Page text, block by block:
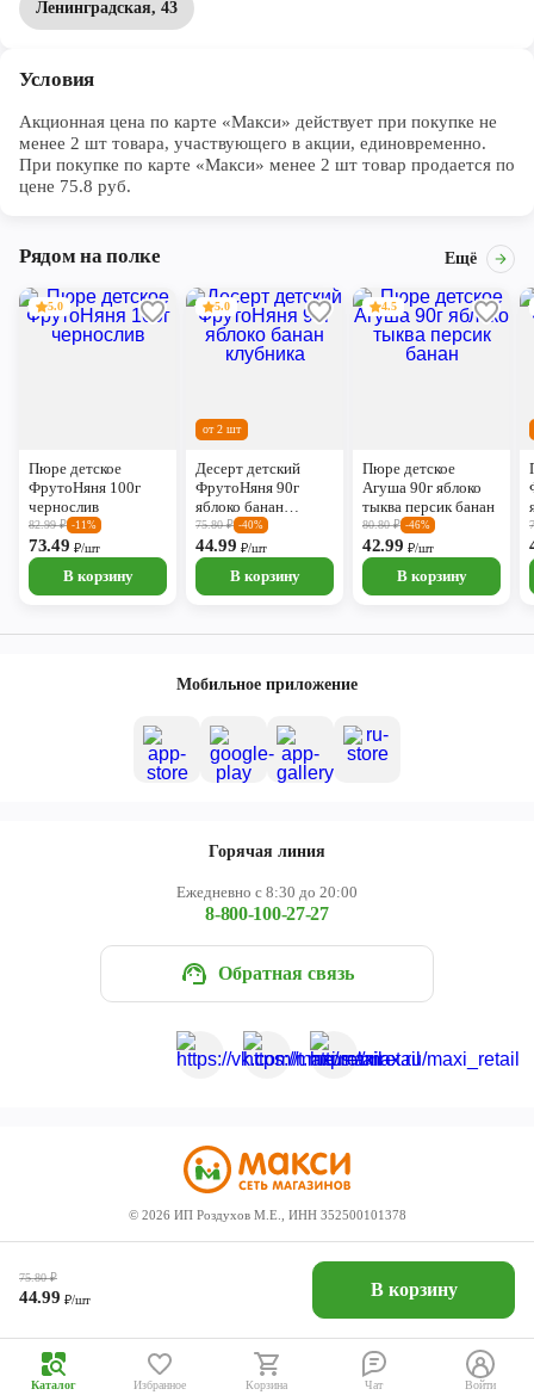
75.80₽
44.99₽/шт В корзину
Ленинградская, 43
Условия
Акционная цена по карте «Макси» действует при покупке не
менее 2 шт товара, участвующего в акции, единовременно.
При покупке по карте «Макси» менее 2 шт товар продается по
цене 75.8 руб.
Рядом на полке Ещё
5.0
Пюре детское
ФрутоНяня 100г
чернослив
82.99₽ -11%
73.49₽/шт
В корзину
от 2 шт
5.0
Десерт детский
ФрутоНяня 90г
яблоко банан
клубника
75.80₽ -40%
44.99₽/шт
В корзину
4.5
Пюре детское
Агуша 90г яблоко
тыква персик банан
80.80₽ -46%
42.99₽/шт
В корзину
Мобильное приложение
Горячая линия
Ежедневно с 8:30 до 20:00
8-800-100-27-27
Обратная связь
© 2026 ИП Роздухов М.Е., ИНН 352500101378
Каталог Избранное Корзина Чат Войти